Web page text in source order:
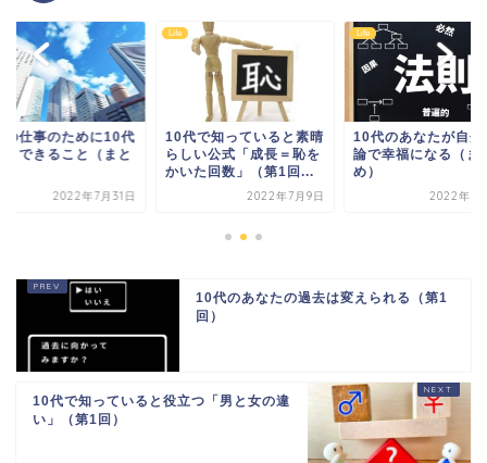
の仕事のために10代
まできること（まと
2022年7月31日
Life
10代で知っていると素晴
らしい公式「成長＝恥を
かいた回数」（第1回...
2022年7月9日
Life
10代のあなたが自分
論で幸福になる（ま
め）
2022年8
10代のあなたの過去は変えられる（第1
回）
10代で知っていると役立つ「男と女の違
い」（第1回）